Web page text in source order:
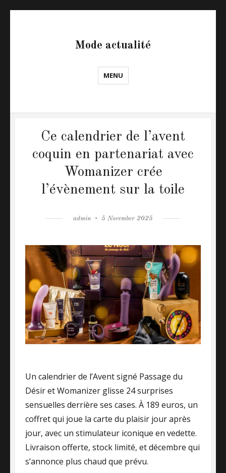
Mode actualité
MENU
Ce calendrier de l’avent
coquin en partenariat avec
Womanizer crée
l’évènement sur la toile
Author
admin
Posted
5 November 2025
Un calendrier de l’Avent signé Passage du
Désir et Womanizer glisse 24 surprises
sensuelles derrière ses cases. À 189 euros, un
coffret qui joue la carte du plaisir jour après
jour, avec un stimulateur iconique en vedette.
Livraison offerte, stock limité, et décembre qui
s’annonce plus chaud que prévu.